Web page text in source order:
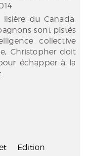
du Canada,
sont pistés
collective
Christopher doit
échapper à la
Edition